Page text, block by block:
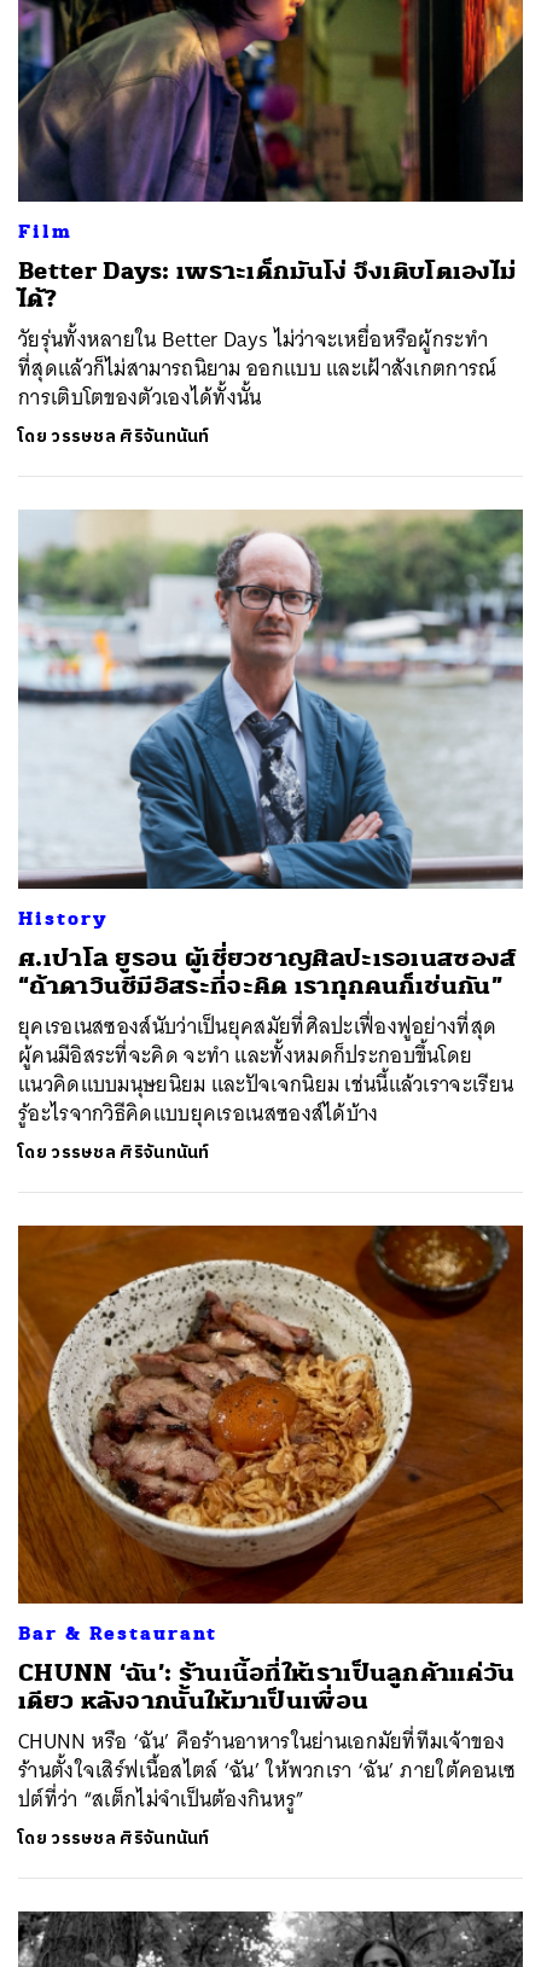
Film
Better Days: เพราะเด็กมันโง่ จึงเติบโตเองไม่
ได้?
วัยรุ่นทั้งหลายใน Better Days ไม่ว่าจะเหยื่อหรือผู้กระทำ
ที่สุดแล้วก็ไม่สามารถนิยาม ออกแบบ และเฝ้าสังเกตการณ์
การเติบโตของตัวเองได้ทั้งนั้น
โดยวรรษชล ศิริจันทนันท์
History
ศ.เปาโล ยูรอน ผู้เชี่ยวชาญศิลปะเรอเนสซองส์
“ถ้าดาวินชีมีอิสระที่จะคิด เราทุกคนก็เช่นกัน”
ยุคเรอเนสซองส์นับว่าเป็นยุคสมัยที่ศิลปะเฟื่องฟูอย่างที่สุด
ผู้คนมีอิสระที่จะคิด จะทำ และทั้งหมดก็ประกอบขึ้นโดย
แนวคิดแบบมนุษยนิยม และปัจเจกนิยม เช่นนี้แล้วเราจะเรียน
รู้อะไรจากวิธีคิดแบบยุคเรอเนสซองส์ได้บ้าง
โดยวรรษชล ศิริจันทนันท์
Bar & Restaurant
CHUNN ‘ฉัน’: ร้านเนื้อที่ให้เราเป็นลูกค้าแค่วัน
เดียว หลังจากนั้นให้มาเป็นเพื่อน
CHUNN หรือ ‘ฉัน’ คือร้านอาหารในย่านเอกมัยที่ทีมเจ้าของ
ร้านตั้งใจเสิร์ฟเนื้อสไตล์ ‘ฉัน’ ให้พวกเรา ‘ฉัน’ ภายใต้คอนเซ
ปต์ที่ว่า “สเต็กไม่จำเป็นต้องกินหรู”
โดยวรรษชล ศิริจันทนันท์
SHARE TWEET LINE EMAIL